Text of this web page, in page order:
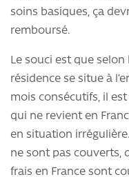
soins basiques, ça
remboursé.
Le souci est que selon
résidence se situe à
mois consécutifs, il
qui ne revient en
en situation
ne sont pas couverts,
frais en France sont